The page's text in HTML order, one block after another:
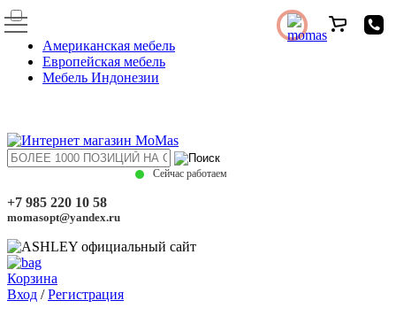
Американская мебель
Европейская мебель
Мебель Индонезии
Сейчас работаем
+7 985 220 10 58
momasopt@yandex.ru
Корзина
Вход /Регистрация